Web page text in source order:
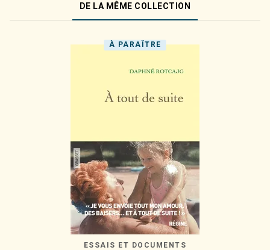
DE LA MÊME COLLECTION
À PARAÎTRE
ESSAIS ET DOCUMENTS